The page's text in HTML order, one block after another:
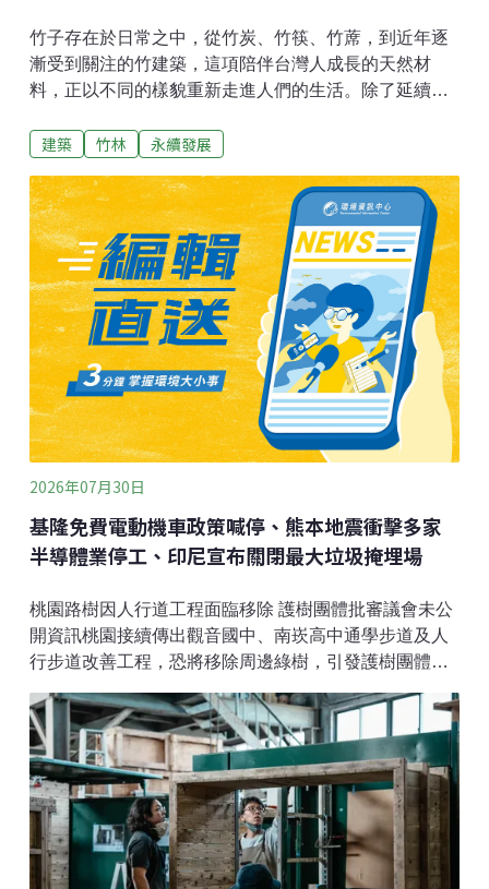
竹子存在於日常之中，從竹炭、竹筷、竹蓆，到近年逐
漸受到關注的竹建築，這項陪伴台灣人成長的天然材
料，正以不同的樣貌重新走進人們的生活。除了延續竹
與台灣竹會，更希望持續拓展它在建築、科技與永續發
陽明交通大學，在6月27日至28日以「竹的日常與未
來」為主題，將校園化為展場，串聯校內竹構作品、研
究基地與教學成果。漫步校園，散落於湖畔、草地與林
蔭間的竹構作品，已成為校園景觀的一部分，也記錄著
台灣竹構教育與技術發展的軌跡。18.3萬公頃竹林 孕育
永續新材料台灣擁有約18.3萬公頃竹林，是重要的在地
自然資源。竹子生長快速，約三至五年即可採收，兼具
固碳能力與再生特性，因此近年在全球淨零排放趨勢
下，再次受到建築與材料領域關注，也成為台灣發展循
環經濟的重要天然資源。林保署新竹分署長夏榮生分
享，自己小時候睡過竹製
建築 竹林 永續發展
2026年07月30日
基隆免費電動機車政策喊停、熊本地震衝擊多家
半導體業停工、印尼宣布關閉最大垃圾掩埋場
桃園路樹因人行道工程面臨移除 護樹團體批審議會未公
開資訊桃園接續傳出觀音國中、南崁高中通學步道及人
行步道改善工程，恐將移除周邊綠樹，引發護樹團體關
樹審會議時未通知申請人和利害關係人出席，根本是黑
箱會議，呼籲應落實資訊公開和公民參與。（公視新聞
網報導）謝國樑免費電動機車喊停 審計檢討：財政未妥
善規畫、換電站不足基隆市長謝國樑自2023年推出重大
政策免費「公益青年就業電動機車補助案」，3年來逾2
萬人申請，今年1月因財政吃緊暫停。審計報告指原規畫
4年補助5萬輛、總經費27.5億元，僅編12億元核銷數2